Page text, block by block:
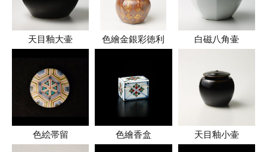
天目釉大壷 色繪金銀彩徳利 白磁八角壷
色絵帯留 色繪香盒 天目釉小壷